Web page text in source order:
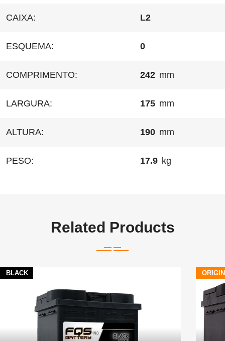
CAIXA: L2
ESQUEMA: 0
COMPRIMENTO: 242 mm
LARGURA: 175 mm
ALTURA: 190 mm
PESO: 17.9 kg
Related Products
BLACK